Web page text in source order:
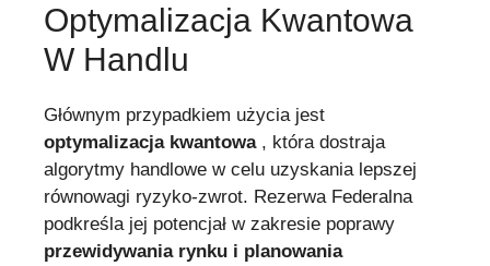
Optymalizacja Kwantowa
W Handlu
Głównym przypadkiem użycia jest
optymalizacja kwantowa, która dostraja
algorytmy handlowe w celu uzyskania lepszej
równowagi ryzyko-zwrot. Rezerwa Federalna
podkreśla jej potencjał w zakresie poprawy
przewidywania rynku i planowania